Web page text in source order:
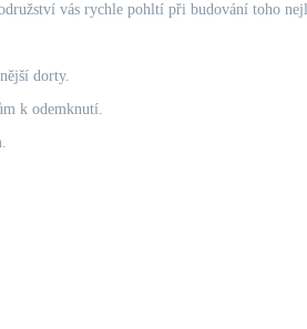
vás rychle pohltí při budování toho
dorty.
k odemknutí.